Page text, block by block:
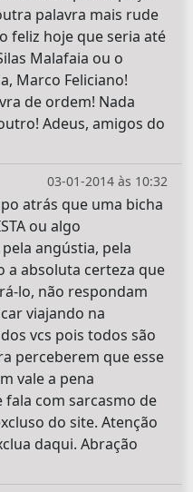
palavra mais rude
feliz hoje que seria até
Malafaia ou o
Marco Feliciano!
de ordem! Nada
Adeus, amigos do
03-01-2014 às 10:32
atrás que uma bicha
ou algo
angústia, pela
a absoluta certeza que
lo, não respondam
viajando na
vcs pois todos são
perceberem que esse
vale a pena
com sarcasmo de
do site. Atenção
daqui. Abração